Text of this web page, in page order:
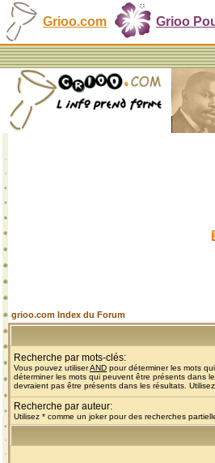
Grioo.com Grioo
grioo.com Index du Forum
Recherche par mots-clés:
Vous pouvez utiliserAND pour déterminer les mots
déterminer les mots qui peuvent être présents dans
devraient pas être présents dans les résultats.
Recherche par auteur:
Utilisez * comme un joker pour des recherches